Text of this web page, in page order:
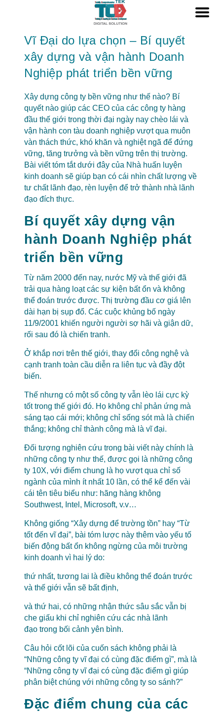
Vĩ Đại do lựa chọn – Bí quyết
xây dựng và vận hành Doanh
Nghiệp phát triển bền vững
Xây dựng công ty bền vững như thế nào? Bí
quyết nào giúp các CEO của các công ty hàng
đầu thế giới trong thời đại ngày nay chèo lái và
vận hành con tàu doanh nghiệp vượt qua muôn
vàn thách thức, khó khăn và nghiệt ngã để đứng
vững, tăng trưởng và bền vững trên thị trường.
Bài viết tóm tắt dưới đây của Nhà huấn luyện
kinh doanh sẽ giúp bạn có cái nhìn chất lượng về
tư chất lãnh đạo, rèn luyện để trở thành nhà lãnh
đạo đích thực.
Bí quyết xây dựng vận
hành Doanh Nghiệp phát
triển bền vững
Từ năm 2000 đến nay, nước Mỹ và thế giới đã
trải qua hàng loạt các sự kiện bất ổn và không
thể đoán trước được. Thị trường đầu cơ giá lên
dài hạn bị sụp đổ. Các cuộc khủng bố ngày
11/9/2001 khiến người người sợ hãi và giận dữ,
rối sau đó là chiến tranh.
Ở khắp nơi trên thế giới, thay đổi công nghệ và
cạnh tranh toàn cầu diễn ra liên tục và đầy đột
biến.
Thế nhưng có một số công ty vẫn lèo lái cực kỳ
tốt trong thế giới đó. Họ không chỉ phản ứng mà
sáng tạo cái mới; không chỉ sống sót mà là chiến
thắng; không chỉ thành công mà là vĩ đại.
Đối tượng nghiên cứu trong bài viết này chính là
những công ty như thế, được gọi là những công
ty 10X, với điểm chung là họ vượt qua chỉ số
ngành của mình ít nhất 10 lần, có thể kể đến vài
cái tên tiêu biểu như: hãng hàng không
Southwest, Intel, Microsoft, v.v…
Không giống “Xây dựng để trường tồn” hay “Từ
tốt đến vĩ đại”, bài tóm lược này thêm vào yếu tố
biến động bất ổn không ngừng của môi trường
kinh doanh vì hai lý do:
thứ nhất, tương lai là điều không thể đoán trước
và thế giới vẫn sẽ bất định,
và thứ hai, có những nhận thức sâu sắc vẫn bị
che giấu khi chỉ nghiên cứu các nhà lãnh
đạo trong bối cảnh yên bình.
Câu hỏi cốt lõi của cuốn sách không phải là
“Những công ty vĩ đại có cùng đặc điểm gì”, mà là
“Những công ty vĩ đại có cùng đặc điểm gì giúp
phân biệt chúng với những công ty so sánh?”
Đặc điểm chung của các